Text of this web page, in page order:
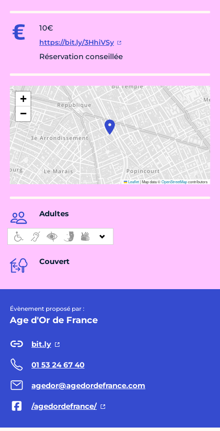
10€
https://bit.ly/3HhiVSy
Réservation conseillée
+
−
Leaflet|Map data ©OpenStreetMapcontributors
Adultes
Couvert
Évènement proposé par :
Age d'Or de France
bit.ly
01 53 24 67 40
agedor@agedordefrance.com
/agedordefrance/